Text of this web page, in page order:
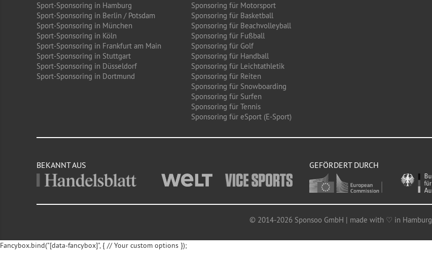
Sport-Sponsoring in Hamburg
Sport-Sponsoring in Berlin / Potsdam
Sport-Sponsoring in München
Sport-Sponsoring in Köln
Sport-Sponsoring in Frankfurt am Main
Sport-Sponsoring in Stuttgart
Sport-Sponsoring in Düsseldorf
Sport-Sponsoring in Dortmund
Sponsoring für Motorsport
Sponsoring für Basketball
Sponsoring für Beachvolleyball
Sponsoring für Fußball
Sponsoring für Golf
Sponsoring für Handball
Sponsoring für Leichtathletik
Sponsoring für Reiten
Sponsoring für Snowboarding
Sponsoring für Surfen
Sponsoring für Tennis
Sponsoring für eSport (E-Sport)
BEKANNT AUS GEFÖRDERT DURCH
© 2014-2026 Sponsoo GmbH | made with ♡ in Hamburg
Fancybox.bind("[data-fancybox]", { // Your custom options });